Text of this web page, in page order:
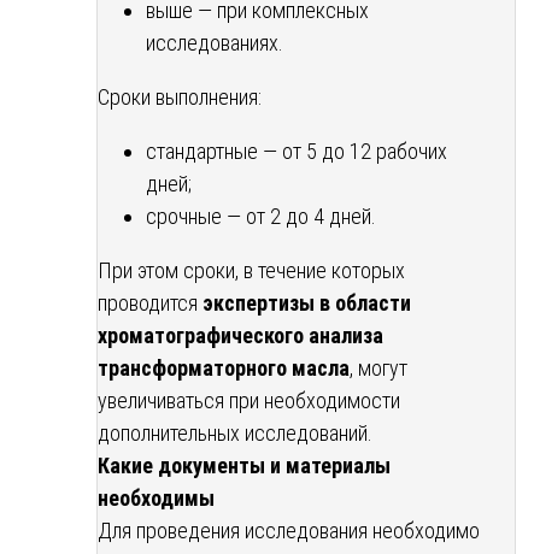
выше — при комплексных
исследованиях.
Сроки выполнения:
стандартные — от 5 до 12 рабочих
дней;
срочные — от 2 до 4 дней.
При этом сроки, в течение которых
проводится экспертизы в области
хроматографического анализа
трансформаторного масла, могут
увеличиваться при необходимости
дополнительных исследований.
Какие документы и материалы
необходимы
Для проведения исследования необходимо